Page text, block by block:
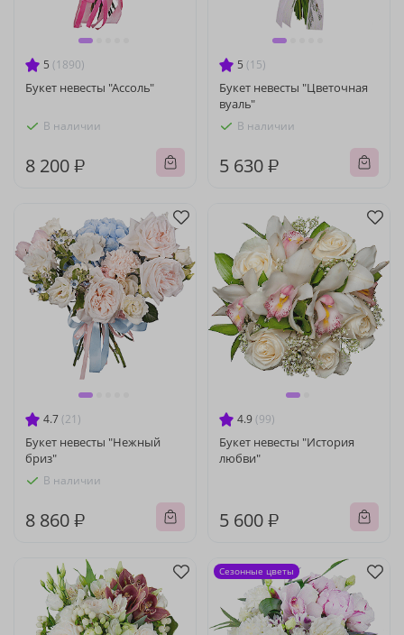
5 (1890)
Букет невесты "Ассоль"
В наличии
8 200 ₽
5 (15)
Букет невесты "Цветочная
вуаль"
В наличии
5 630 ₽
4.7 (21)
Букет невесты "Нежный
бриз"
В наличии
8 860 ₽
4.9 (99)
Букет невесты "История
любви"
5 600 ₽
Сезонные цветы